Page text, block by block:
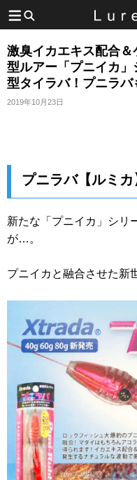
激臭イカエキス配合
型ルアー「プニイカ
型タイラバ！プニラバ
2019年10月23日
プニラバ【ルミカ
新たな「プニイカ」シリ
が…。
プニイカと融合させた新